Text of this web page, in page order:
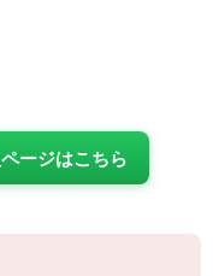
ージはこちら